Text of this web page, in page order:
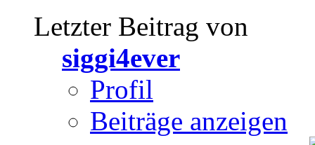
Letzter Beitrag von
siggi4ever
Profil
Beiträge anzeigen